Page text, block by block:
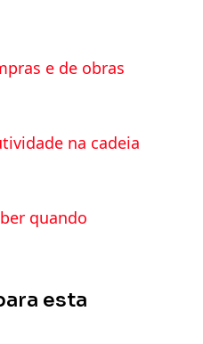
e de obras
na cadeia
quando
esta